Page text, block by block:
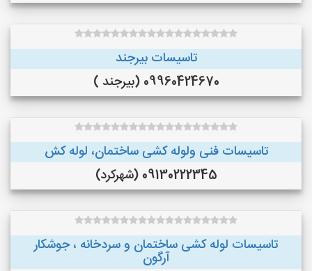
تاسیسات بیرجند
09960424670 (بیرجند )
تاسیسات فنی ولوله کشی ساختمان، لوله کش
09130222345 (شهرکرد)
تاسیسات لوله کشی ساختمان و سردخانه ، جوشکار
آرگون